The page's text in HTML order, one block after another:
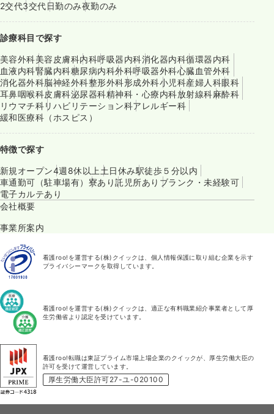
2交代3交代日勤のみ夜勤のみ
診療科目で探す
美容外科美容皮膚科内科呼吸器内科消化器内科循環器内科
血液内科腎臓内科糖尿病内科外科呼吸器外科心臓血管外科
消化器外科脳神経外科整形外科形成外科小児科産婦人科眼科
耳鼻咽喉科皮膚科泌尿器科精神科・心療内科放射線科麻酔科
リウマチ科リハビリテーション科アレルギー科
緩和医療科（ホスピス）
特徴で探す
新規オープン4週8休以上 土日休み駅徒歩５分以内
車通勤可（駐車場有） 寮あり託児所あり ブランク・未経験可
電子カルテあり
会社概要
事業所案内
看護roo!を運営する(株)クイックは、個人情報保護に取り組む企業を示す
プライバシーマークを取得しています。
看護roo!を運営する(株)クイックは、適正な有料職業紹介事業者として厚
生労働省より認定を受けています。
看護roo!転職は東証プライム市場上場企業のクイックが、厚生労働大臣の
許可を受けて運営しています。
厚生労働大臣許可27-ユ-020100